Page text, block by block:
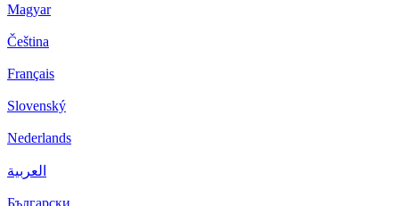
Magyar
Čeština
Français
Slovenský
Nederlands
العربية
Български